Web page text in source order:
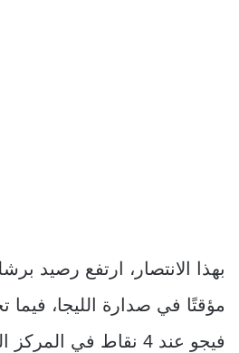
مؤقتًا في صدارة الليجا، فيما
فيجو عند 4 نقاط في